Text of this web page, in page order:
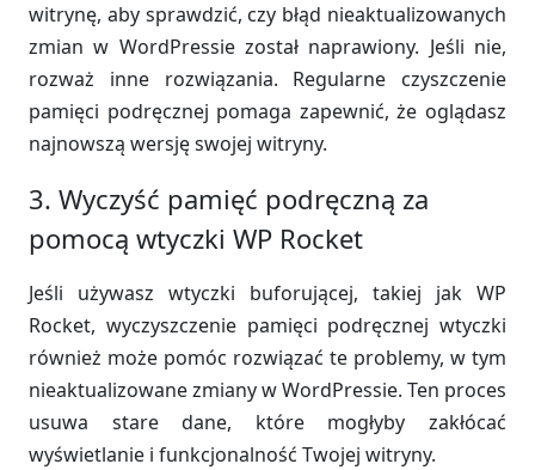
witrynę, aby sprawdzić, czy błąd nieaktualizowanych
zmian w WordPressie został naprawiony. Jeśli nie,
rozważ inne rozwiązania. Regularne czyszczenie
pamięci podręcznej pomaga zapewnić, że oglądasz
najnowszą wersję swojej witryny.
3. Wyczyść pamięć podręczną za
pomocą wtyczki WP Rocket
Jeśli używasz wtyczki buforującej, takiej jak WP
Rocket, wyczyszczenie pamięci podręcznej wtyczki
również może pomóc rozwiązać te problemy, w tym
nieaktualizowane zmiany w WordPressie. Ten proces
usuwa stare dane, które mogłyby zakłócać
wyświetlanie i funkcjonalność Twojej witryny.